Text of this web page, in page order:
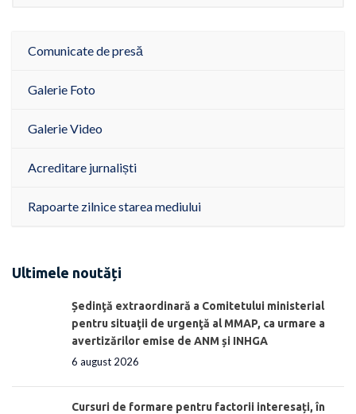
Comunicate de presă
Galerie Foto
Galerie Video
Acreditare jurnaliști
Rapoarte zilnice starea mediului
Ultimele noutăți
Ședinţă extraordinară a Comitetului ministerial
pentru situaţii de urgenţă al MMAP, ca urmare a
avertizărilor emise de ANM și INHGA
6 august 2026
Cursuri de formare pentru factorii interesați, în